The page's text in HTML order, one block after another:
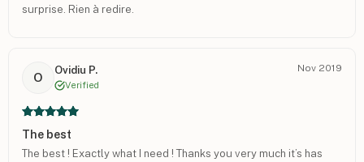
surprise. Rien à redire.
O
Ovidiu P.
Verified
Nov 2019
The best
The best ! Exactly what I need ! Thanks you very much it’s has